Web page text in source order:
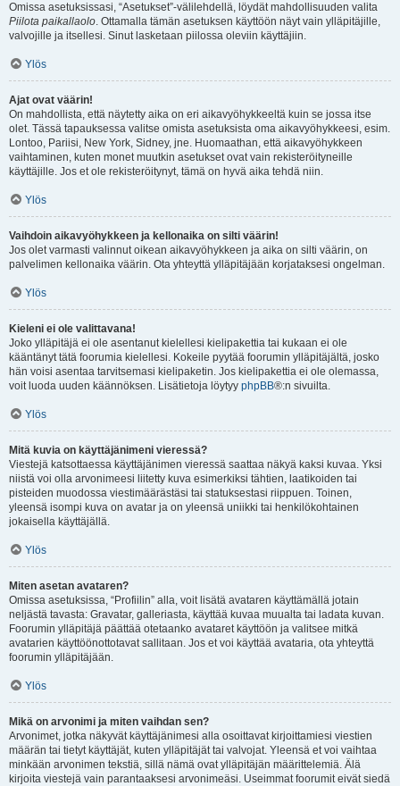
Omissa asetuksissasi, “Asetukset”-välilehdellä, löydät mahdollisuuden valita
Piilota paikallaolo. Ottamalla tämän asetuksen käyttöön näyt vain ylläpitäjille,
valvojille ja itsellesi. Sinut lasketaan piilossa oleviin käyttäjiin.
Ylös
Ajat ovat väärin!
On mahdollista, että näytetty aika on eri aikavyöhykkeeltä kuin se jossa itse
olet. Tässä tapauksessa valitse omista asetuksista oma aikavyöhykkeesi, esim.
Lontoo, Pariisi, New York, Sidney, jne. Huomaathan, että aikavyöhykkeen
vaihtaminen, kuten monet muutkin asetukset ovat vain rekisteröityneille
käyttäjille. Jos et ole rekisteröitynyt, tämä on hyvä aika tehdä niin.
Ylös
Vaihdoin aikavyöhykkeen ja kellonaika on silti väärin!
Jos olet varmasti valinnut oikean aikavyöhykkeen ja aika on silti väärin, on
palvelimen kellonaika väärin. Ota yhteyttä ylläpitäjään korjataksesi ongelman.
Ylös
Kieleni ei ole valittavana!
Joko ylläpitäjä ei ole asentanut kielellesi kielipakettia tai kukaan ei ole
kääntänyt tätä foorumia kielellesi. Kokeile pyytää foorumin ylläpitäjältä, josko
hän voisi asentaa tarvitsemasi kielipaketin. Jos kielipakettia ei ole olemassa,
voit luoda uuden käännöksen. Lisätietoja löytyy phpBB®:n sivuilta.
Ylös
Mitä kuvia on käyttäjänimeni vieressä?
Viestejä katsottaessa käyttäjänimen vieressä saattaa näkyä kaksi kuvaa. Yksi
niistä voi olla arvonimeesi liitetty kuva esimerkiksi tähtien, laatikoiden tai
pisteiden muodossa viestimäärästäsi tai statuksestasi riippuen. Toinen,
yleensä isompi kuva on avatar ja on yleensä uniikki tai henkilökohtainen
jokaisella käyttäjällä.
Ylös
Miten asetan avataren?
Omissa asetuksissa, “Profiilin” alla, voit lisätä avataren käyttämällä jotain
neljästä tavasta: Gravatar, galleriasta, käyttää kuvaa muualta tai ladata kuvan.
Foorumin ylläpitäjä päättää otetaanko avataret käyttöön ja valitsee mitkä
avatarien käyttöönottotavat sallitaan. Jos et voi käyttää avataria, ota yhteyttä
foorumin ylläpitäjään.
Ylös
Mikä on arvonimi ja miten vaihdan sen?
Arvonimet, jotka näkyvät käyttäjänimesi alla osoittavat kirjoittamiesi viestien
määrän tai tietyt käyttäjät, kuten ylläpitäjät tai valvojat. Yleensä et voi vaihtaa
minkään arvonimen tekstiä, sillä nämä ovat ylläpitäjän määrittelemiä. Älä
kirjoita viestejä vain parantaaksesi arvonimeäsi. Useimmat foorumit eivät siedä